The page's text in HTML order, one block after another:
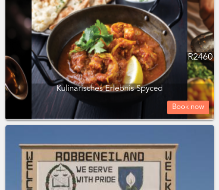
R2460
Kulinarisches Erlebnis Spyced
Book now